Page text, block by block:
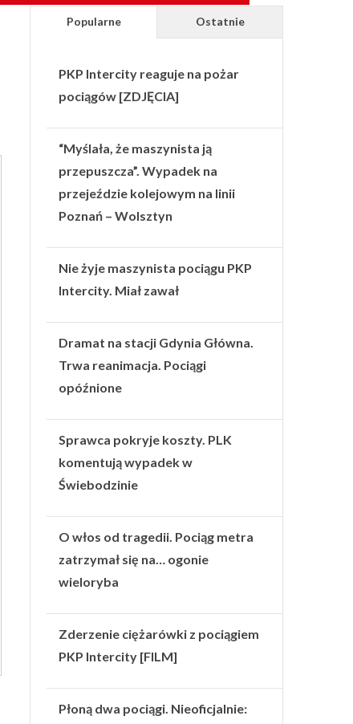
Popularne Ostatnie
PKP Intercity reaguje na pożar
pociągów [ZDJĘCIA]
“Myślała, że maszynista ją
przepuszcza”. Wypadek na
przejeździe kolejowym na linii
Poznań – Wolsztyn
Nie żyje maszynista pociągu PKP
Intercity. Miał zawał
Dramat na stacji Gdynia Główna.
Trwa reanimacja. Pociągi
opóźnione
Sprawca pokryje koszty. PLK
komentują wypadek w
Świebodzinie
O włos od tragedii. Pociąg metra
zatrzymał się na… ogonie
wieloryba
Zderzenie ciężarówki z pociągiem
PKP Intercity [FILM]
Płoną dwa pociągi. Nieoficjalnie: